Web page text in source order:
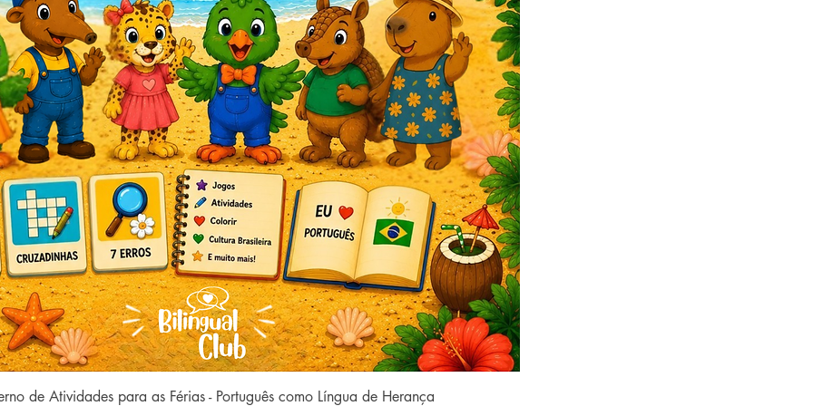
Visualização rápida
de Atividades para as Férias - Português como Língua de Herança